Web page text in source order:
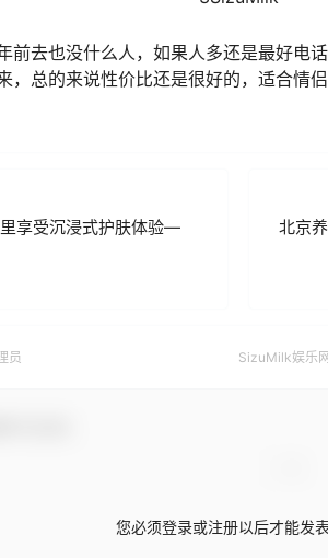
前去也没什么人，如果人多还是最好电
，总的来说性价比还是很好的，适合情侣
享受沉浸式护肤体验—
北京
员
SizuMilk娱乐
您必须登录或注册以后才能发